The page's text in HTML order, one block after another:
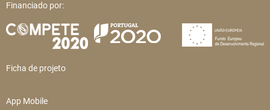
Financiado por:
Ficha de projeto
App Mobile